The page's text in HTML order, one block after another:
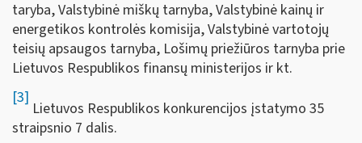
taryba, Valstybinė miškų tarnyba, Valstybinė kainų ir
energetikos kontrolės komisija, Valstybinė vartotojų
teisių apsaugos tarnyba, Lošimų priežiūros tarnyba prie
Lietuvos Respublikos finansų ministerijos ir kt.
[3]
Lietuvos Respublikos konkurencijos įstatymo 35
straipsnio 7 dalis.